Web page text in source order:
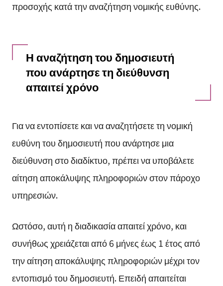
προσοχής κατά την αναζήτηση νομικής ευθύνης.
Η αναζήτηση του δημοσιευτή
που ανάρτησε τη διεύθυνση
απαιτεί χρόνο
Για να εντοπίσετε και να αναζητήσετε τη νομική
ευθύνη του δημοσιευτή που ανάρτησε μια
διεύθυνση στο διαδίκτυο, πρέπει να υποβάλετε
αίτηση αποκάλυψης πληροφοριών στον πάροχο
υπηρεσιών.
Ωστόσο, αυτή η διαδικασία απαιτεί χρόνο, και
συνήθως χρειάζεται από 6 μήνες έως 1 έτος από
την αίτηση αποκάλυψης πληροφοριών μέχρι τον
εντοπισμό του δημοσιευτή. Επειδή απαιτείται